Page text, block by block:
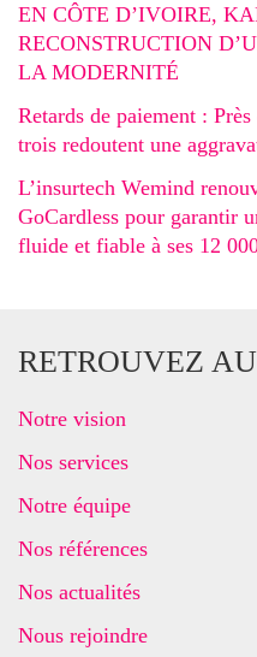
EN CÔTE D’IVOIRE,
RECONSTRUCTION
LA MODERNITÉ
Retards de paiement :
trois redoutent une
L’insurtech Wemind
GoCardless pour garantir
fluide et fiable à ses 12
RETROUVEZ
Notre vision
Nos services
Notre équipe
Nos références
Nos actualités
Nous rejoindre